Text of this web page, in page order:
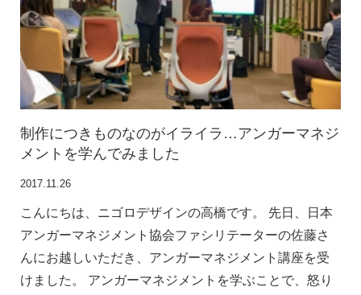
制作につきものなのがイライラ…アンガーマネジ
メントを学んでみました
2017.11.26
こんにちは、ニゴロデザインの高橋です。 先日、日本
アンガーマネジメント協会ファシリテーターの佐藤さ
んにお越しいただき、アンガーマネジメント講座を受
けました。 アンガーマネジメントを学ぶことで、怒り